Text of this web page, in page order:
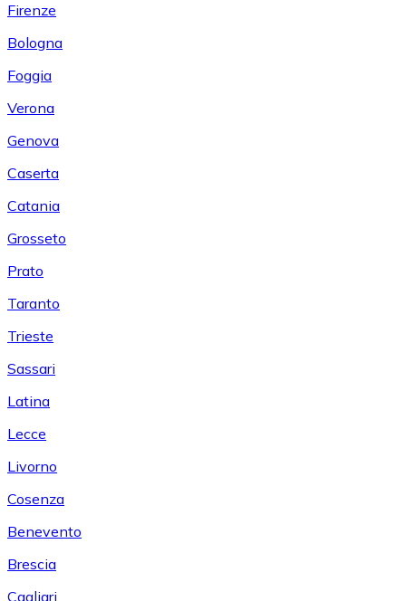
Firenze
Bologna
Foggia
Verona
Genova
Caserta
Catania
Grosseto
Prato
Taranto
Trieste
Sassari
Latina
Lecce
Livorno
Cosenza
Benevento
Brescia
Cagliari